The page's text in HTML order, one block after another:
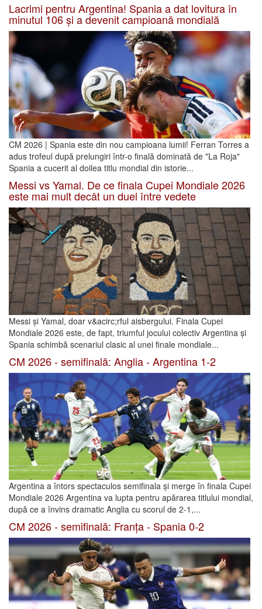
Lacrimi pentru Argentina! Spania a dat lovitura în
minutul 106 și a devenit campioană mondială
CM 2026 | Spania este din nou campioana lumii! Ferran Torres a
adus trofeul după prelungiri într-o finală dominată de "La Roja"
Spania a cucerit al doilea titlu mondial din istorie...
Messi vs Yamal. De ce finala Cupei Mondiale 2026
este mai mult decât un duel între vedete
Messi și Yamal, doar v&acirc;rful aisbergului. Finala Cupei
Mondiale 2026 este, de fapt, triumful jocului colectiv Argentina și
Spania schimbă scenariul clasic al unei finale mondiale...
CM 2026 - semifinală: Anglia - Argentina 1-2
Argentina a întors spectaculos semifinala și merge în finala Cupei
Mondiale 2026 Argentina va lupta pentru apărarea titlului mondial,
după ce a învins dramatic Anglia cu scorul de 2-1,...
CM 2026 - semifinală: Franța - Spania 0-2